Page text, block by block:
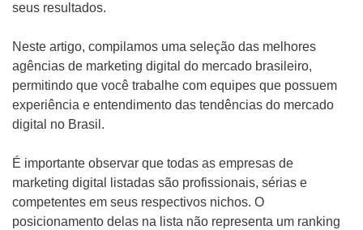
seus resultados.
Neste artigo, compilamos uma seleção das melhores
agências de marketing digital do mercado brasileiro,
permitindo que você trabalhe com equipes que possuem
experiência e entendimento das tendências do mercado
digital no Brasil.
É importante observar que todas as empresas de
marketing digital listadas são profissionais, sérias e
competentes em seus respectivos nichos. O
posicionamento delas na lista não representa um ranking